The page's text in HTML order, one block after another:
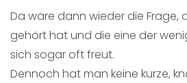
Da wäre dann wieder die Frage,
gehört hat und die eine der
sich sogar oft freut.
Dennoch hat man keine kurze,